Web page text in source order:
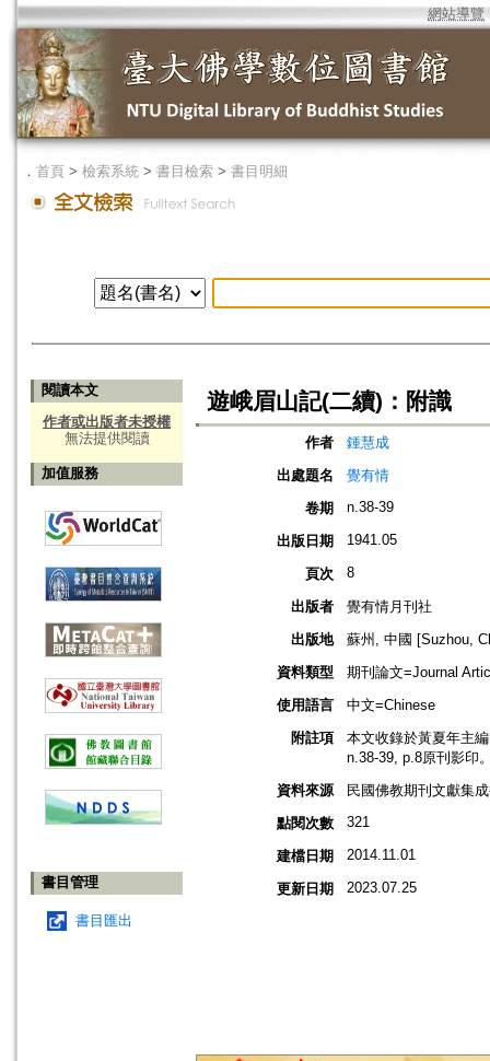
網站導覽
． 首頁 > 檢索系統 > 書目檢索 > 書目明細
閱讀本文
作者或出版者未授權
無法提供閱讀
加值服務
書目管理
書目匯出
遊峨眉山記(二續)：附識
作者
鍾慧成
出處題名
覺有情
卷期
n.38-39
出版日期 1941.05
頁次 8
出版者
覺有情月刊社
出版地
蘇州, 中國 [Suzhou,
資料類型
期刊論文=Journal
使用語言
中文=Chinese
附註項
本文收錄於黃夏年主
n.38-39, p.8原刊影印
資料來源
民國佛教期刊文獻集
點閱次數
321
建檔日期 2014.11.01
更新日期 2023.07.25